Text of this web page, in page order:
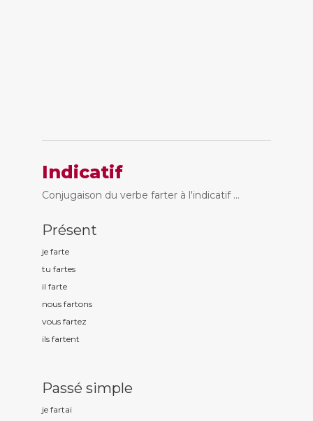
Indicatif
Conjugaison du verbe farter à l'indicatif ...
Présent
je farte
tu fartes
il farte
nous fartons
vous fartez
ils fartent
Passé simple
je fartai